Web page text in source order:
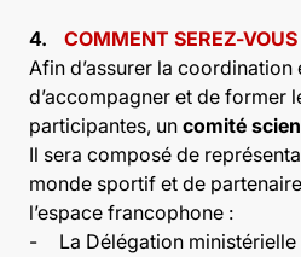
4.
COMMENT SEREZ-
Afin d’assurer la coordination
d’accompagner et de former
participantes, un comité
Il sera composé de
monde sportif et de
l’espace francophone :
-
La Délégation